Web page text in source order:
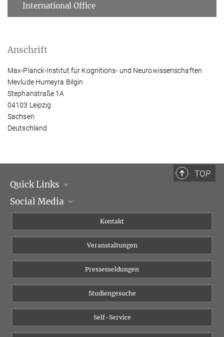
International Office
Anschrift
Max-Planck-Institut für Kognitions- und Neurowissenschaften
Mevlude Humeyra Bilgin
Stephanstraße 1A
04103 Leipzig
Sachsen
Deutschland
TOP
Quick Links
Institutsleitung
Social Media
YouTube
Kontakt
Veranstaltungen
Pressemeldungen
Studiengesuche
Self-Service